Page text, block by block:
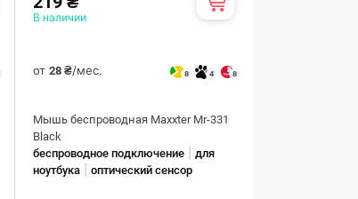
В наличии
от28 ₴/мес. 8 4 8
Мышь беспроводная Maxxter Mr-331
Black
беспроводное подключение |для
ноутбука |оптический сенсор